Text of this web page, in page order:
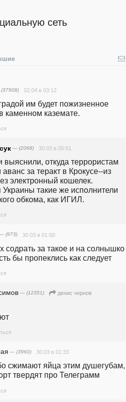
сеть
02.04 в 03:12
им будет пожизненное
каменном каземате.
— (2068) 30.03 в 05:51
выяснили, откуда террористам
за теракт в Крокусе--из
электронный кошелек.
такие же исполнители
обкома, как ИГИЛ.
(973) 30.03 в 01:50
содрать за такое и на солнышко
бы пропеклись как следует
— (12351)
денис чернов
— (3960) 30.03 в 01:33
сжимают яйца этим душегубам,
твердят про Телеграмм